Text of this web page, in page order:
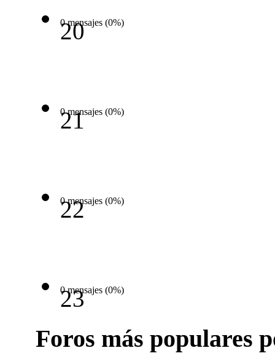
0 mensajes (0%)
20
0 mensajes (0%)
21
0 mensajes (0%)
22
0 mensajes (0%)
23
Foros más populares